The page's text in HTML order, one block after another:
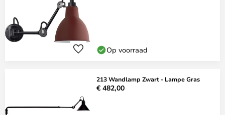
Op voorraad
213 Wandlamp Zwart - Lampe Gras
€ 482,00